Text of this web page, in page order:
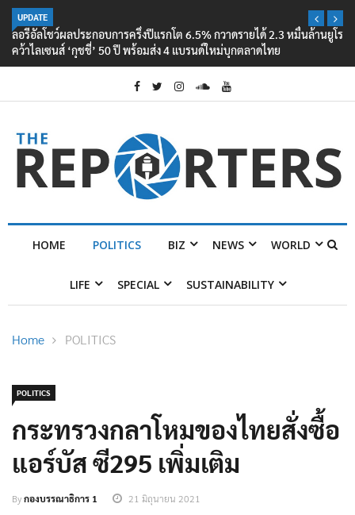
UPDATE
ลอรีอัลโชว์ผลประกอบการครึ่งปีแรกโต 6.5% กวาดรายได้ 2.3 หมื่นล้านยูโร
คว้าไลเซนส์ ‘กุชชี่’ 50 ปี พร้อมส่ง 4 แบรนด์ใหม่บุกตลาดไทย
HOME POLITICS BIZ NEWS WORLD
LIFE SPECIAL SUSTAINABILITY
Home POLITICS
POLITICS
กระทรวงกลาโหมของไทยสั่งซื้อ
แอร์บัส ซี295 เพิ่มเติม
Byกองบรรณาธิการ 1 21 มิถุนายน 2021